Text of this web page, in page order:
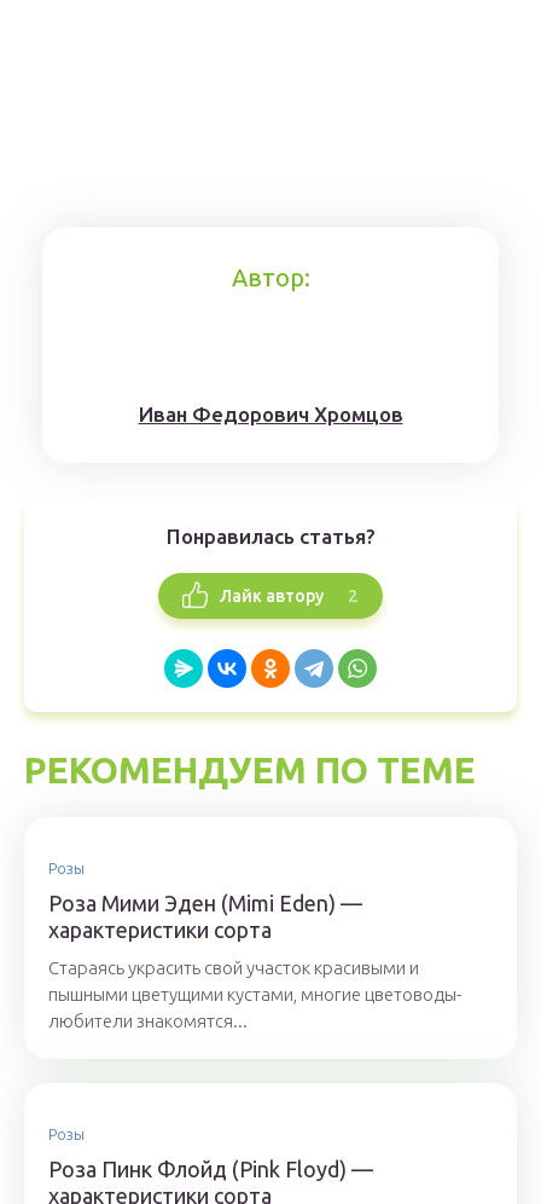
Автор:
Иван Федорович Хромцов
Понравилась статья?
Лайк автору 2
РЕКОМЕНДУЕМ ПО ТЕМЕ
Розы
Роза Мими Эден (Mimi Eden) —
характеристики сорта
Стараясь украсить свой участок красивыми и
пышными цветущими кустами, многие цветоводы-
любители знакомятся...
Розы
Роза Пинк Флойд (Pink Floyd) —
характеристики сорта